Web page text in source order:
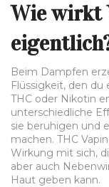
Wie wirkt
Beim Dampfen
Flüssigkeit, den du
THC oder Nikotin
unterschiedliche
sie beruhigen und
machen. THC
Wirkung mit sich,
aber auch
Haut geben kann.